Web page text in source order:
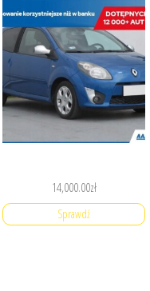
14,000.00zł
Sprawdź